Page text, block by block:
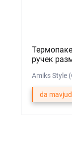
ручек
Amiks Style
da